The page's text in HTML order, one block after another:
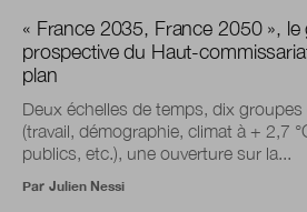
« France 2035, France 2050 »,
prospective du Haut-
plan
Deux échelles de temps, dix
(travail, démographie, climat à + 2,7
publics, etc.), une ouverture sur la...
Par Julien Nessi